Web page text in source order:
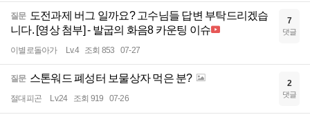
질문 도전과제 버그 일까요? 고수님들 답변 부탁드리겠습
니다. [영상 첨부] - 발굽의 화음8 카운팅 이슈
이별로돌아가 Lv.4 조회 853 07-27
7
댓글
질문 스톤워드 폐성터 보물상자 먹은 분?
절대피곤 Lv.24 조회 919 07-26
2
댓글